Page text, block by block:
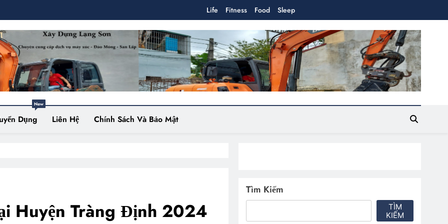
Life Fitness Food Sleep
Dụng
New
Liên Hệ Chính Sách Và Bảo Mật
Huyện Tràng Định 2024
Tìm Kiếm
TÌM
KIẾM